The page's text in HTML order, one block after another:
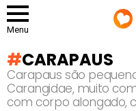
Menu
CARAPAUS
Carapaus são
Carangidae, muito
com corpo alongado,